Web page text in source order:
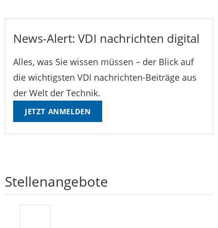
News-Alert: VDI nachrichten digital
Alles, was Sie wissen müssen – der Blick auf
die wichtigsten VDI nachrichten-Beiträge aus
der Welt der Technik.
JETZT ANMELDEN
Stellenangebote